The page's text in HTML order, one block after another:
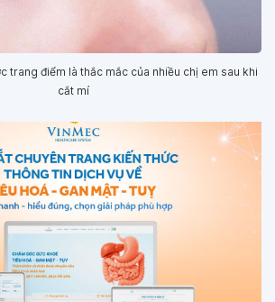
trang điểm là thắc mắc của nhiều chị em sau khi
cắt mí